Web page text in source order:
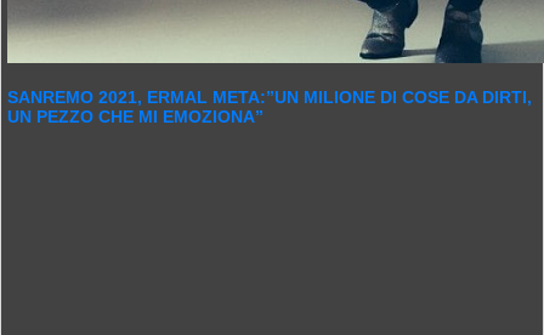
SANREMO 2021, ERMAL META:”UN MILIONE DI COSE DA DIRTI,
UN PEZZO CHE MI EMOZIONA”